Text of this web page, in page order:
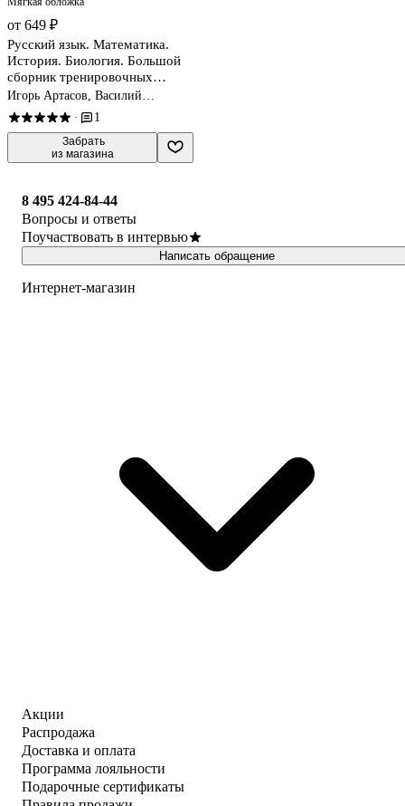
от 649 ₽
Русский язык. Математика.
История. Биология. Большой
сборник тренировочных
вариантов проверочных работ
для подготовки к ВПР. 5 класс
Игорь Артасов, Василий
Воробьев, Людмила Степанова
· 1
Забрать
из магазина
8 495 424-84-44
Вопросы и ответы
Поучаствовать в интервью
Написать обращение
Интернет-магазин
Акции
Распродажа
Доставка и оплата
Программа лояльности
Подарочные сертификаты